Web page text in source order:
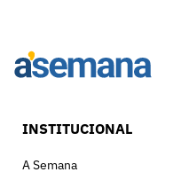
INSTITUCIONAL
A Semana